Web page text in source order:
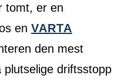
tomt, er en
en VARTA
den mest
plutselige driftsstopp